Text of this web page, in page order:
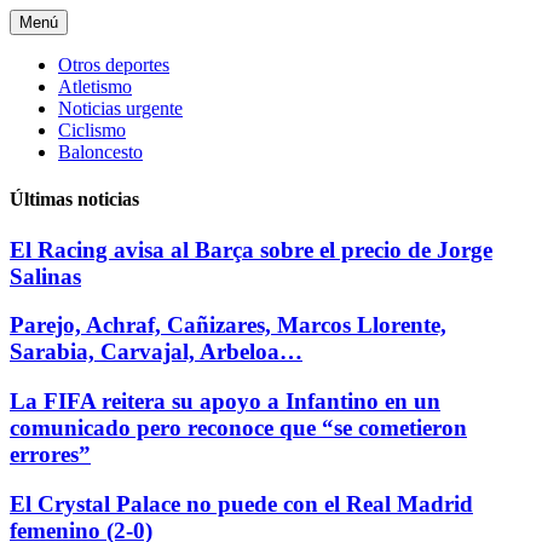
Saltar
al
contenido
Menú
Otros deportes
Atletismo
Noticias urgente
Ciclismo
Baloncesto
Últimas noticias
El Racing avisa al Barça sobre el precio de Jorge
Salinas
Parejo, Achraf, Cañizares, Marcos Llorente,
Sarabia, Carvajal, Arbeloa…
La FIFA reitera su apoyo a Infantino en un
comunicado pero reconoce que “se cometieron
errores”
El Crystal Palace no puede con el Real Madrid
femenino (2-0)